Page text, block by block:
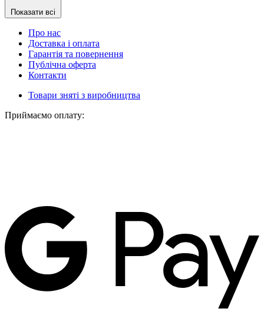
Показати всі
Про нас
Доставка і оплата
Гарантія та повернення
Публічна оферта
Контакти
Товари зняті з виробництва
Приймаємо оплату: